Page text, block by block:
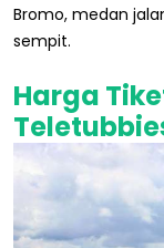
Bromo, medan
sempit.
Harga